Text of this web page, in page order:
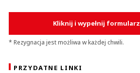
Kliknij i wypełnij formularz
* Rezygnacja jest możliwa w każdej chwili.
PRZYDATNE LINKI